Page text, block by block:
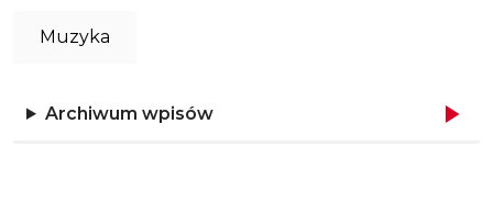
Muzyka
Archiwum wpisów